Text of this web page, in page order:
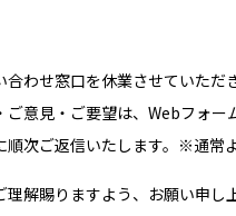
わせ窓口を休業させていただき
意見・ご要望は、Webフォー
次ご返信いたします。※通常
解賜りますよう、お願い申し